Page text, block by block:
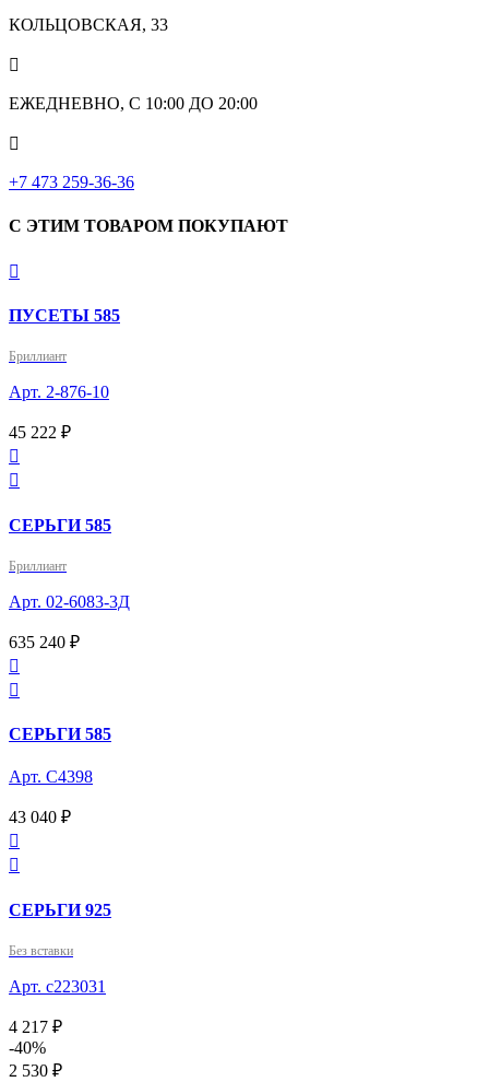
КОЛЬЦОВСКАЯ, 33

ЕЖЕДНЕВНО, С 10:00 ДО 20:00

‎+7 473 259-36-36
С ЭТИМ ТОВАРОМ ПОКУПАЮТ

ПУСЕТЫ 585
Бриллиант
Арт. 2-876-10
45 222 ₽


СЕРЬГИ 585
Бриллиант
Арт. 02-6083-3Д
635 240 ₽


СЕРЬГИ 585
Арт. С4398
43 040 ₽


СЕРЬГИ 925
Без вставки
Арт. с223031
4 217 ₽
-40%
2 530 ₽